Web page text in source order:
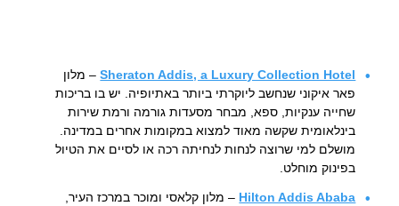
Sheraton Addis, a Luxury Collection Hotel– מלון
פאר איקוני שנחשב ליוקרתי ביותר באתיופיה. יש בו בריכות
שחייה ענקיות, ספא, מבחר מסעדות גורמה ורמת שירות
בינלאומית שקשה מאוד למצוא במקומות אחרים במדינה.
מושלם למי שרוצה לנחות לנחיתה רכה או לסיים את הטיול
בפינוק מוחלט.
Hilton Addis Ababa – מלון קלאסי ומוכר במרכז העיר,